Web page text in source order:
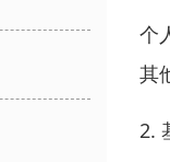
个
其
2.